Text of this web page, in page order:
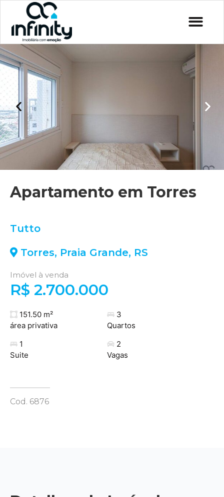
Apartamento em Torres
Tutto
Torres, Praia Grande, RS
Imóvel à venda
R$ 2.700.000
151.50 m²
área privativa
3
Quartos
1
Suite
2
Vagas
Cod. 6876